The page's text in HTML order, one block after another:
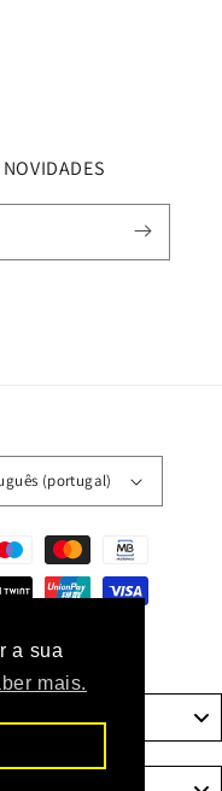
a sua
mais.
(portugal)